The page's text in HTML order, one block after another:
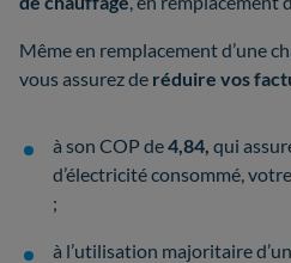
Même en remplacement d’une
vous assurez de réduire vos
à son COP de4,84, qui
d’électricité consommé,
;
à l’utilisation majoritaire